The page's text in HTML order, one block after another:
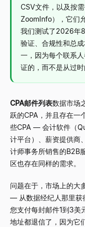
CSV文件，以及按
ZoomInfo），它们
我们测试了2026年8
验证、合规性和总
一，因为每个联系
证的，而不是从过时
CPA邮件列表数据市场
跃的CPA，并且存在一
些CPA — 会计软件（
计平台）、薪资提供商
计师事务所销售的B2B
区也存在同样的需求。
问题在于，市场上的大
— 从数据经纪人那里获
您支付每封邮件1到3美
地址都退信了，因为它